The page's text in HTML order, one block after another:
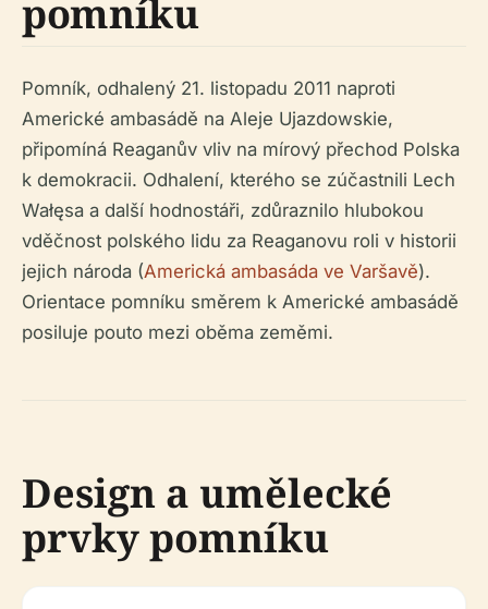
pomníku
Pomník, odhalený 21. listopadu 2011 naproti
Americké ambasádě na Aleje Ujazdowskie,
připomíná Reaganův vliv na mírový přechod Polska
k demokracii. Odhalení, kterého se zúčastnili Lech
Wałęsa a další hodnostáři, zdůraznilo hlubokou
vděčnost polského lidu za Reaganovu roli v historii
jejich národa (Americká ambasáda ve Varšavě).
Orientace pomníku směrem k Americké ambasádě
posiluje pouto mezi oběma zeměmi.
Design a umělecké
prvky pomníku